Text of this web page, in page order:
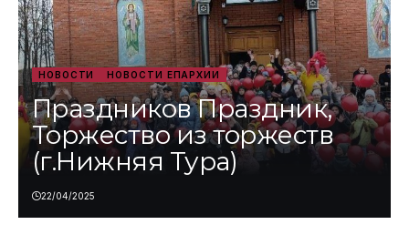
НОВОСТИ НОВОСТИ ЕПАРХИИ
Праздников Праздник,
Торжество из торжеств
(г.Нижняя Тура)
22/04/2025